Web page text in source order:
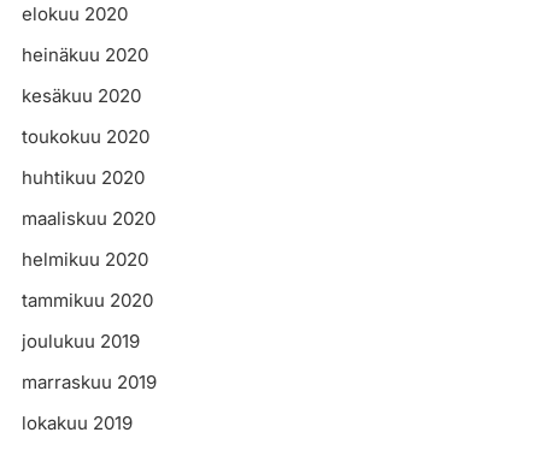
elokuu 2020
heinäkuu 2020
kesäkuu 2020
toukokuu 2020
huhtikuu 2020
maaliskuu 2020
helmikuu 2020
tammikuu 2020
joulukuu 2019
marraskuu 2019
lokakuu 2019